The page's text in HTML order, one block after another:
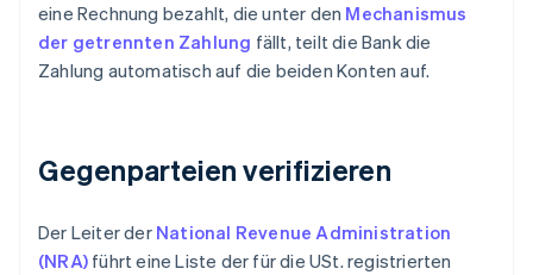
eine Rechnung bezahlt, die unter den Mechanismus
der getrennten Zahlung fällt, teilt die Bank die
Zahlung automatisch auf die beiden Konten auf.
Gegenparteien verifizieren
Der Leiter der National Revenue Administration
(NRA) führt eine Liste der für die USt. registrierten